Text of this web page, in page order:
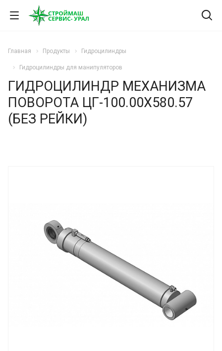
Главная Продукты Гидроцилиндры
Гидроцилиндры для манипуляторов
ГИДРОЦИЛИНДР МЕХАНИЗМА
ПОВОРОТА ЦГ-100.00Х580.57
(БЕЗ РЕЙКИ)